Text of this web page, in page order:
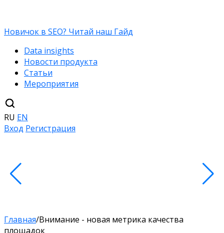
Новичок в SEO? Читай наш Гайд
Data insights
Новости продукта
Статьи
Мероприятия
RU EN
Вход Регистрация
Главная/Внимание - новая метрика качества
площадок